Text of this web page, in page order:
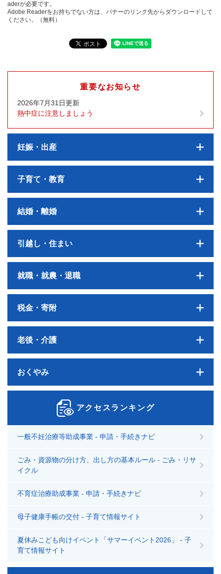
aderが必要です。
Adobe Readerをお持ちでない方は、バナーのリンク先からダウンロードして
ください。（無料）
重要なお知らせ
2026年7月31日更新
熱中症に注意しましょう
妊娠・出産
子育て・教育
結婚・離婚
引越し・住まい
就職・就農・退職
税金・寄附
老後・介護
おくやみ
アクセスランキング
一般不妊治療等助成事業 - 申請・手続きナビ
ごみ・資源物の分け方、出し方の基本ルール - ごみ・リサ
イクル
不育症治療助成事業 - 申請・手続きナビ
母子健康手帳の交付 - 子育て情報サイト
夏休みこども向けイベント「サマーイベント2026」 - 子
育て情報サイト